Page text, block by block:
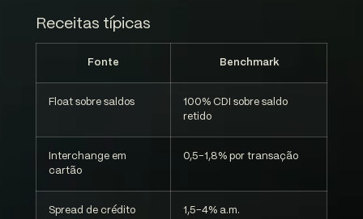
Receitas típicas
Fonte Benchmark
Float sobre saldos
100% CDI sobre saldo
retido
Interchange em
cartão
0,5-1,8% por transação
Spread de crédito 1,5-4% a.m.